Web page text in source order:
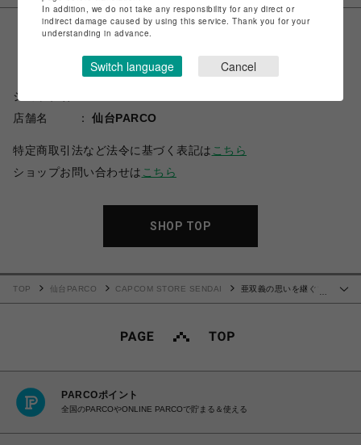
ショップ名
店舗名
仙台PARCO
特定商取引法など法令に基づく表記は こちら
ショップお問い合わせは こちら
SHOP TOP
TOP 仙台PARCO CAPCOM STORE SENDAI
亜双義の思いを継ぐブ
PARCOポイント
全国のPARCOやONLINE PARCOで貯まる＆使える
In addition, we do not take any responsibility for any direct or
indirect damage caused by using this service. Thank you for your
understanding in advance.
Switch language Cancel